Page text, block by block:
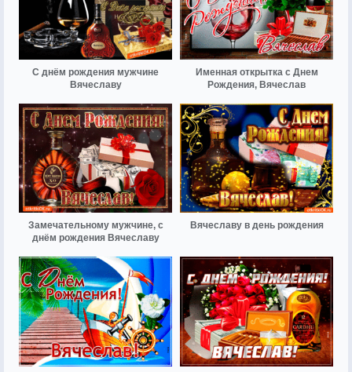
С днём рождения мужчине
Вячеславу
Именная открытка с Днем
Рождения, Вячеслав
Замечательному мужчине, с
днём рождения Вячеславу
Вячеславу в день рождения